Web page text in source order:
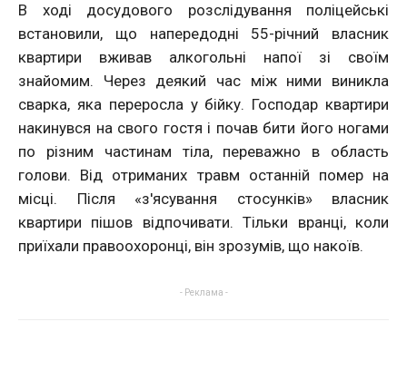
В ході досудового розслідування поліцейські
встановили, що напередодні 55-річний власник
квартири вживав алкогольні напої зі своїм
знайомим. Через деякий час між ними виникла
сварка, яка переросла у бійку. Господар квартири
накинувся на свого гостя і почав бити його ногами
по різним частинам тіла, переважно в область
голови. Від отриманих травм останній помер на
місці. Після «з'ясування стосунків» власник
квартири пішов відпочивати. Тільки вранці, коли
приїхали правоохоронці, він зрозумів, що накоїв.
- Реклама -